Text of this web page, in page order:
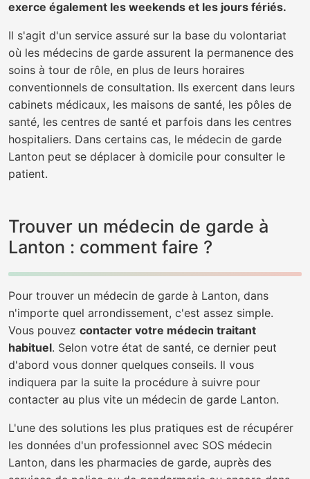
exerce également les weekends et les jours fériés.
Il s'agit d'un service assuré sur la base du volontariat
où les médecins de garde assurent la permanence des
soins à tour de rôle, en plus de leurs horaires
conventionnels de consultation. Ils exercent dans leurs
cabinets médicaux, les maisons de santé, les pôles de
santé, les centres de santé et parfois dans les centres
hospitaliers. Dans certains cas, le médecin de garde
Lanton peut se déplacer à domicile pour consulter le
patient.
Trouver un médecin de garde à
Lanton : comment faire ?
Pour trouver un médecin de garde à Lanton, dans
n'importe quel arrondissement, c'est assez simple.
Vous pouvez contacter votre médecin traitant
habituel. Selon votre état de santé, ce dernier peut
d'abord vous donner quelques conseils. Il vous
indiquera par la suite la procédure à suivre pour
contacter au plus vite un médecin de garde Lanton.
L'une des solutions les plus pratiques est de récupérer
les données d'un professionnel avec SOS médecin
Lanton, dans les pharmacies de garde, auprès des